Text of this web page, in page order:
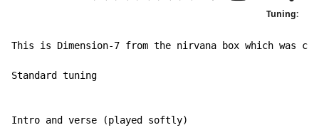
Tuning:
This is Dimension-7 from the nirvana box which was
Standard tuning